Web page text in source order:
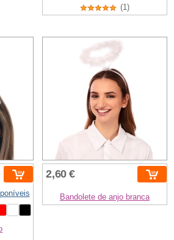
(1)
2,60 €
Bandolete de anjo branca